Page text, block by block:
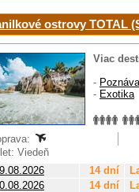
ostrovy TOTAL
Viac
-
- Exotika
Viedeň
14 dní
14 dní